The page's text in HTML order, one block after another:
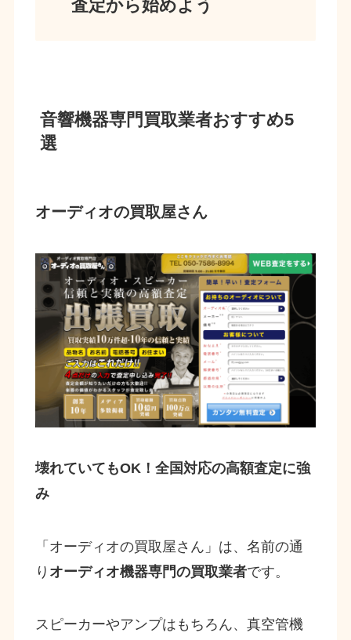
査定から始めよう
音響機器専門買取業者おすすめ5
選
オーディオの買取屋さん
壊れていてもOK！全国対応の高額査定に強
み
「オーディオの買取屋さん」は、名前の通
り オーディオ機器専門の買取業者です。
スピーカーやアンプはもちろん、真空管機